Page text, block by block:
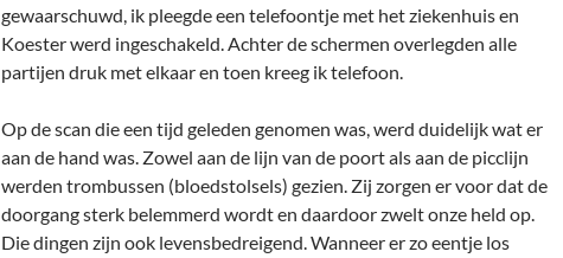
gewaarschuwd, ik pleegde een telefoontje met het ziekenhuis en
Koester werd ingeschakeld. Achter de schermen overlegden alle
partijen druk met elkaar en toen kreeg ik telefoon.
Op de scan die een tijd geleden genomen was, werd duidelijk wat er
aan de hand was. Zowel aan de lijn van de poort als aan de picclijn
werden trombussen (bloedstolsels) gezien. Zij zorgen er voor dat de
doorgang sterk belemmerd wordt en daardoor zwelt onze held op.
Die dingen zijn ook levensbedreigend. Wanneer er zo eentje los